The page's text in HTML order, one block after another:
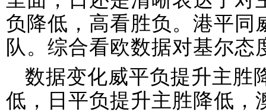
负降低，高看胜负。港平同
队。综合看欧数据对基尔态
数据变化威平负提升主胜
低，日平负提升主胜降低，